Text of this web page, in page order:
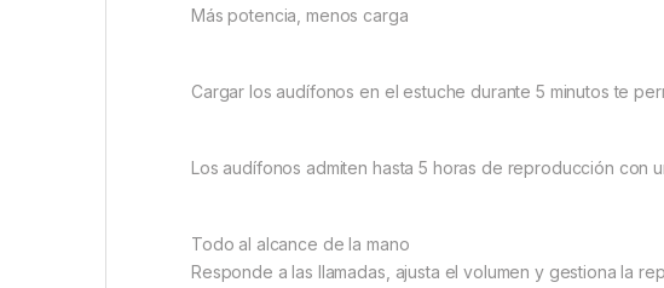
Más potencia, menos carga
Cargar los audífonos en el estuche durante 5 minutos te
Los audífonos admiten hasta 5 horas de reproducción con
Todo al alcance de la mano
Responde a las llamadas, ajusta el volumen y gestiona la